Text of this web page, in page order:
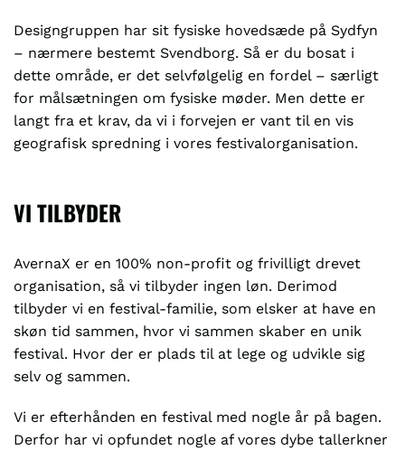
Designgruppen har sit fysiske hovedsæde på Sydfyn
– nærmere bestemt Svendborg. Så er du bosat i
dette område, er det selvfølgelig en fordel – særligt
for målsætningen om fysiske møder. Men dette er
langt fra et krav, da vi i forvejen er vant til en vis
geografisk spredning i vores festivalorganisation.
VI TILBYDER
AvernaX er en 100% non-profit og frivilligt drevet
organisation, så vi tilbyder ingen løn. Derimod
tilbyder vi en festival-familie, som elsker at have en
skøn tid sammen, hvor vi sammen skaber en unik
festival. Hvor der er plads til at lege og udvikle sig
selv og sammen.
Vi er efterhånden en festival med nogle år på bagen.
Derfor har vi opfundet nogle af vores dybe tallerkner